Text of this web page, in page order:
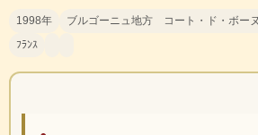
1998年
ブルゴーニュ地方 コート・ド・ボー
ﾌﾗﾝｽ